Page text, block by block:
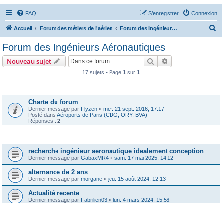
FAQ Connexion
S’enregistrer
Accueil Forum des métiers de l'aérien Forum des Ingénieurs Aéronautiques
Forum des Ingénieurs Aéronautiques
Nouveau sujet Rechercher
17 sujets • Page 1 sur 1
Charte du forum
Dernier message par Flyzen « mer. 21 sept. 2016, 17:17
Posté dans Aéroports de Paris (CDG, ORY, BVA)
Réponses : 2
recherche ingénieur aeronautique idealement conception
Dernier message par GabaxMR4 « sam. 17 mai 2025, 14:12
alternance de 2 ans
Dernier message par morgane « jeu. 15 août 2024, 12:13
Actualité recente
Dernier message par Fabrilien03 « lun. 4 mars 2024, 15:56